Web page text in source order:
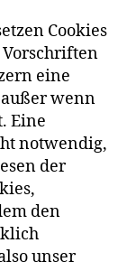
Cookies
eine
wenn
Eine
notwendig,
der
den
unser